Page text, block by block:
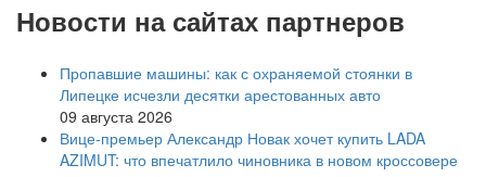
Новости на сайтах партнеров
Пропавшие машины: как с охраняемой стоянки в
Липецке исчезли десятки арестованных авто
09 августа 2026
Вице‑премьер Александр Новак хочет купить LADA
AZIMUT: что впечатлило чиновника в новом кроссовере